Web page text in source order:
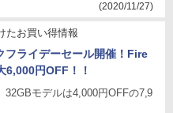
(2020/11/27)
たお買い得情報
フライデーセール開催！Fire
6,000円OFF！！
32GBモデルは4,000円OFFの7,9